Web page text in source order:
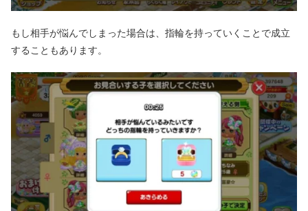
もし相手が悩んでしまった場合は、指輪を持っていくことで成立
することもあります。